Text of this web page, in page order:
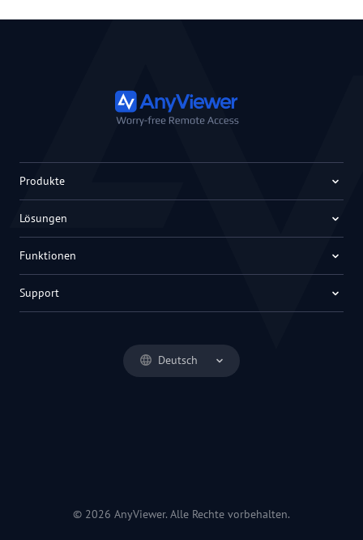
Deutsch
Produkte
Lösungen
Funktionen
Support
© 2026 AnyViewer. Alle Rechte vorbehalten.